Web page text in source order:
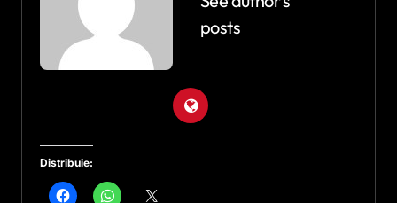
posts
Distribuie: